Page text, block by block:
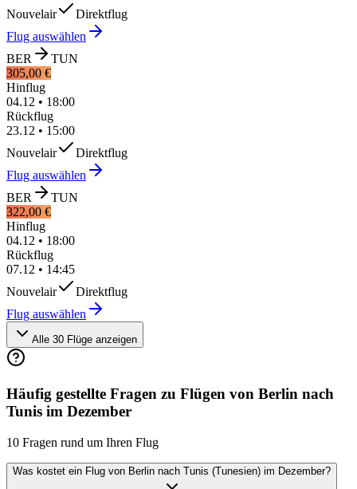
Nouvelair
Direktflug
Flug auswählen
BER
TUN
305,00 €
Hinflug
04.12 • 18:00
Rückflug
23.12 • 15:00
Nouvelair
Direktflug
Flug auswählen
BER
TUN
322,00 €
Hinflug
04.12 • 18:00
Rückflug
07.12 • 14:45
Nouvelair
Direktflug
Flug auswählen
Alle 30 Flüge anzeigen
Häufig gestellte Fragen zu Flügen von Berlin nach
Tunis im Dezember
10 Fragen rund um Ihren Flug
Was kostet ein Flug von Berlin nach Tunis (Tunesien) im Dezember?